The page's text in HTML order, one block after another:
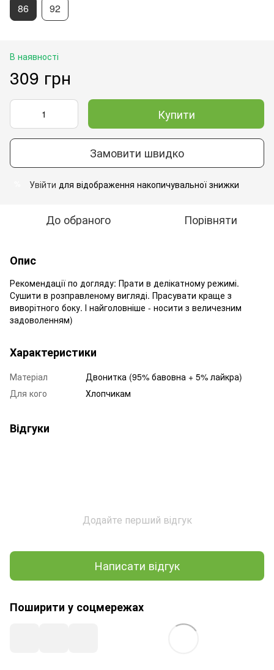
86 92
В наявності
309 грн
Купити
Замовити швидко
Увійти для відображення накопичувальної знижки
До обраного Порівняти
Опис
Рекомендації по догляду: Прати в делікатному режимі.
Сушити в розправленому вигляді. Прасувати краще з
виворітного боку. І найголовніше - носити з величезним
задоволенням)
Характеристики
Матеріал
Двонитка (95% бавовна + 5% лайкра)
Для кого
Хлопчикам
Відгуки
Додайте перший відгук
Написати відгук
Поширити у соцмережах